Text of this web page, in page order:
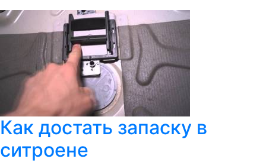
Как достать запаску в
ситроене